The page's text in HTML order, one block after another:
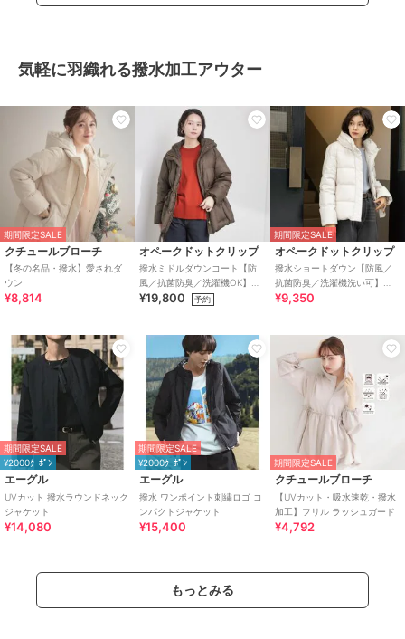
気軽に羽織れる撥水加工アウター
期間限定SALE
クチュールブローチ
【冬の名品・撥水】愛されダ
ウン
¥8,814
オペークドットクリップ
撥水ミドルダウンコート【防
風／抗菌防臭／洗濯機OK】
《5col／SS～LL》
¥19,800 予約
期間限定SALE
オペークドットクリップ
撥水ショートダウン【防風／
抗菌防臭／洗濯機洗い可】
《SS～LL》
¥9,350
期間限定SALE
¥2000ｸｰﾎﾟﾝ
エーグル
UVカット 撥水ラウンドネック
ジャケット
¥14,080
期間限定SALE
¥2000ｸｰﾎﾟﾝ
エーグル
撥水 ワンポイント刺繍ロゴ コ
ンパクトジャケット
¥15,400
期間限定SALE
クチュールブローチ
【UVカット・吸水速乾・撥水
加工】フリル ラッシュガード
¥4,792
もっとみる